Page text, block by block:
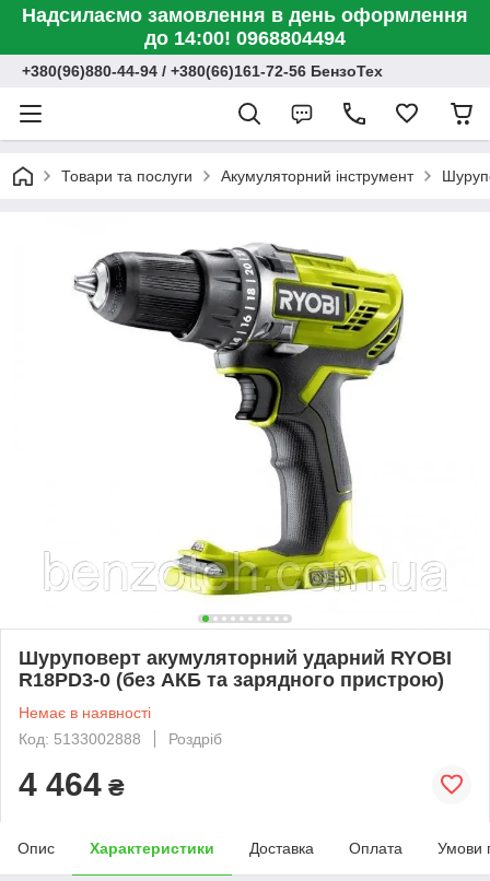
Надсилаємо замовлення в день оформлення
до 14:00! 0968804494
+380(96)880-44-94 / +380(66)161-72-56 БензоТех
Товари та послуги Акумуляторний інструмент
Шуруповерт акумуляторний ударний RYOBI
R18PD3-0 (без АКБ та зарядного пристрою)
Немає в наявності
Код: 5133002888
Роздріб
4 464 ₴
Опис Характеристики Доставка Оплата Умови